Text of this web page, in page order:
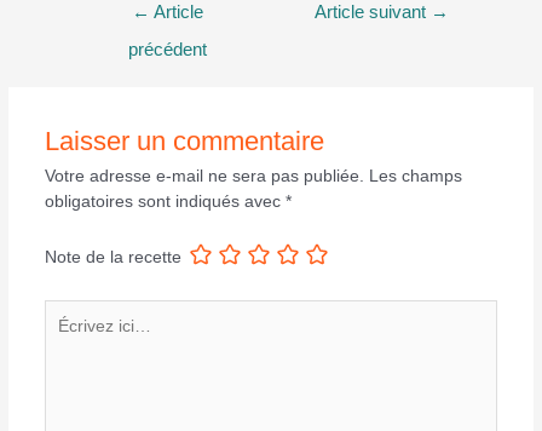
← Article
précédent
Article suivant →
Laisser un commentaire
Votre adresse e-mail ne sera pas publiée. Les champs
obligatoires sont indiqués avec *
Note de la recette
ici…